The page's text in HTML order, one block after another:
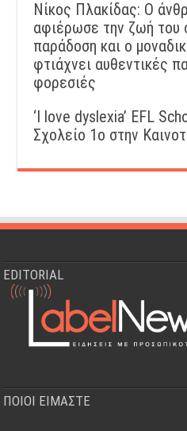
Νίκος Πλακίδας: O
αφιέρωσε την ζωή του
παράδοση και ο
φτιάχνει αυθεντικές
φορεσιές
‘Ι love dyslexia’ EFL
Σχολείo 1ο στην
EDITORIAL
ΠΟΙΟΙ ΕΙΜΑΣΤΕ